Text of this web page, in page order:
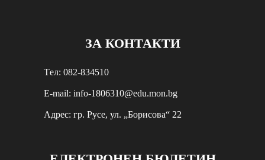
ЗА КОНТАКТИ
Tел: 082-834510
E-mail: info-1806310@edu.mon.bg
Aдрес: гр. Русе, ул. „Борисова“ 22